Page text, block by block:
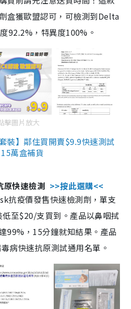
盒獲歐盟認可，可檢測到Delta
92.2%，特異度100%。
擊圖片放大
裝】鄰住買開賣$9.9快速測試
萬盒補貨
原快速檢測 >>按此選購<<
抗疫價發售快速檢測劑，單支
至$20/支買到。產品以鼻咽拭
99%，15分鐘就知結果。產品
病快速抗原測試通用名單。